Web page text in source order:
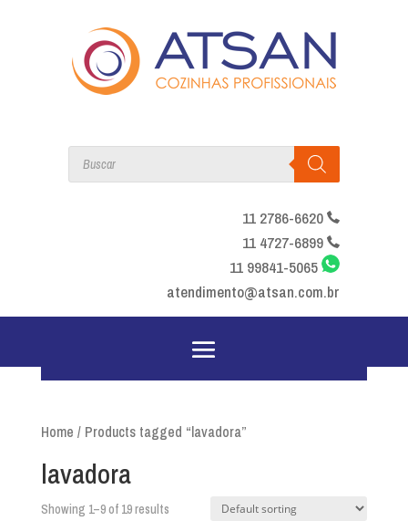
Products
search
11 2786-6620
11 4727-6899
11 99841-5065
atendimento@atsan.com.br
Home / Products tagged “lavadora”
lavadora
Showing 1–9 of 19 results